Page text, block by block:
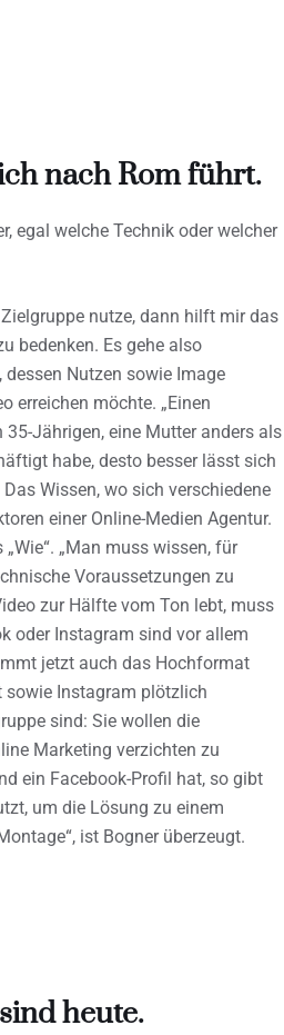
nach Rom führt.
egal welche Technik oder welcher
nutze, dann hilft mir das
bedenken. Es gehe also
Nutzen sowie Image
erreichen möchte. „Einen
Jährigen, eine Mutter anders als
habe, desto besser lässt sich
Wissen, wo sich verschiedene
einer Online-Medien Agentur.
„Man muss wissen, für
Voraussetzungen zu
zur Hälfte vom Ton lebt, muss
oder Instagram sind vor allem
jetzt auch das Hochformat
sowie Instagram plötzlich
sind: Sie wollen die
Marketing verzichten zu
ein Facebook-Profil hat, so gibt
um die Lösung zu einem
ist Bogner überzeugt.
heute.